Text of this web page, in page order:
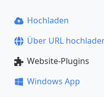
Hochladen
Über URL
Website-Plugins
Windows App